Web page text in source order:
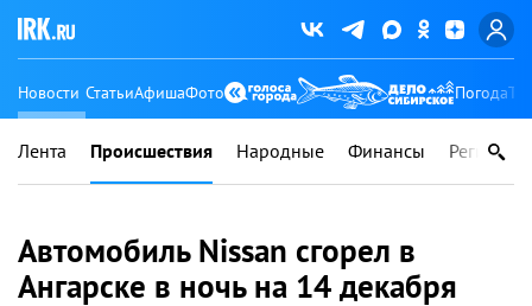
Новости СтатьиАфишаФото Погода
Лента Происшествия Народные Финансы Регионы
Автомобиль Nissan cгорел в
Ангарске в ночь на 14 декабря